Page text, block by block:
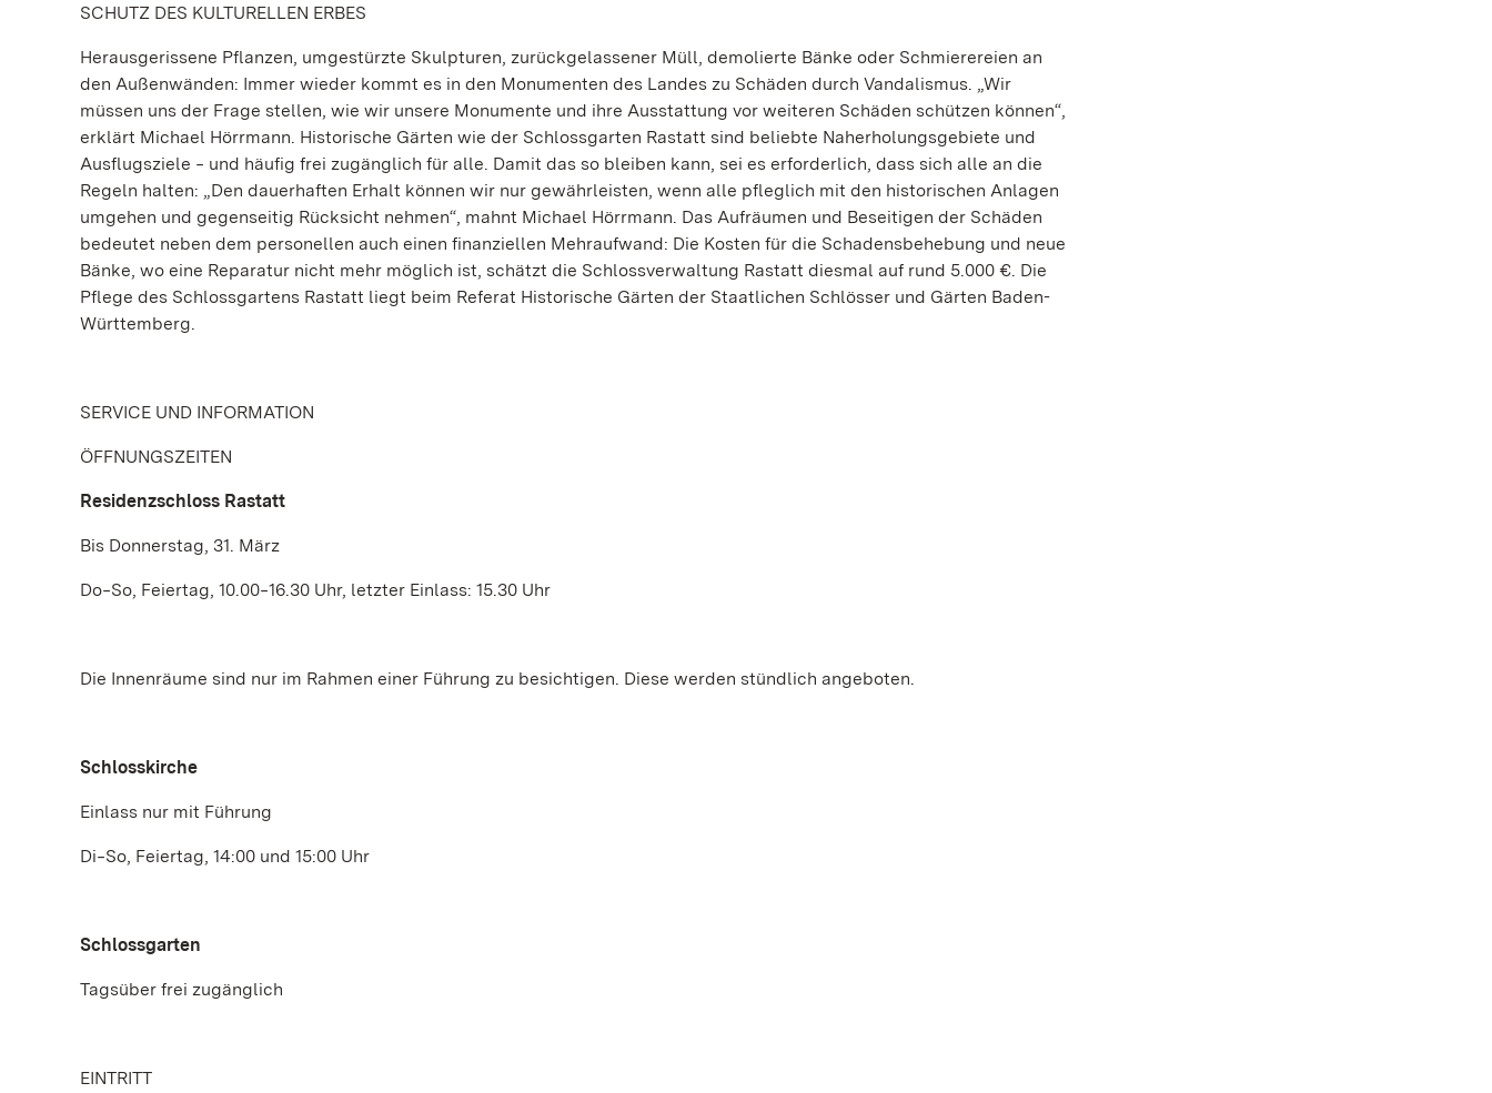
SCHUTZ DES KULTURELLEN ERBES
Herausgerissene Pflanzen, umgestürzte Skulpturen, zurückgelassener Müll, demolierte Bänke oder Schmierereien an
den Außenwänden: Immer wieder kommt es in den Monumenten des Landes zu Schäden durch Vandalismus. „Wir
müssen uns der Frage stellen, wie wir unsere Monumente und ihre Ausstattung vor weiteren Schäden schützen können“,
erklärt Michael Hörrmann. Historische Gärten wie der Schlossgarten Rastatt sind beliebte Naherholungsgebiete und
Ausflugsziele ‒ und häufig frei zugänglich für alle. Damit das so bleiben kann, sei es erforderlich, dass sich alle an die
Regeln halten: „Den dauerhaften Erhalt können wir nur gewährleisten, wenn alle pfleglich mit den historischen Anlagen
umgehen und gegenseitig Rücksicht nehmen“, mahnt Michael Hörrmann. Das Aufräumen und Beseitigen der Schäden
bedeutet neben dem personellen auch einen finanziellen Mehraufwand: Die Kosten für die Schadensbehebung und neue
Bänke, wo eine Reparatur nicht mehr möglich ist, schätzt die Schlossverwaltung Rastatt diesmal auf rund 5.000 €. Die
Pflege des Schlossgartens Rastatt liegt beim Referat Historische Gärten der Staatlichen Schlösser und Gärten Baden-
Württemberg.
SERVICE UND INFORMATION
ÖFFNUNGSZEITEN
Residenzschloss Rastatt
Bis Donnerstag, 31. März
Do‒So, Feiertag, 10.00‒16.30 Uhr, letzter Einlass: 15.30 Uhr
Die Innenräume sind nur im Rahmen einer Führung zu besichtigen. Diese werden stündlich angeboten.
Schlosskirche
Einlass nur mit Führung
Di‒So, Feiertag, 14:00 und 15:00 Uhr
Schlossgarten
Tagsüber frei zugänglich
EINTRITT